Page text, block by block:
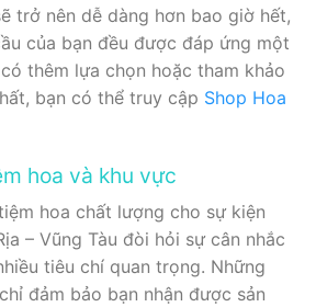
trở nên dễ dàng hơn bao giờ hết,
của bạn đều được đáp ứng một
thêm lựa chọn hoặc tham khảo
bạn có thể truy cập Shop Hoa
hoa và khu vực
hoa chất lượng cho sự kiện
– Vũng Tàu đòi hỏi sự cân nhắc
tiêu chí quan trọng. Những
đảm bảo bạn nhận được sản